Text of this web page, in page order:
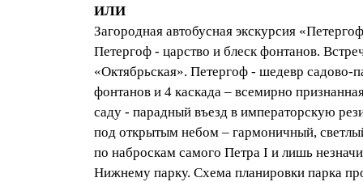
ИЛИ
Загородная автобусная экскурсия
Петергоф - царство и блеск фонтанов.
«Октябрьская». Петергоф - шедевр садово-
фонтанов и 4 каскада – всемирно
саду - парадный въезд в императорскую
под открытым небом – гармоничный,
по наброскам самого Петра I и лишь
Нижнему парку. Схема планировки парка